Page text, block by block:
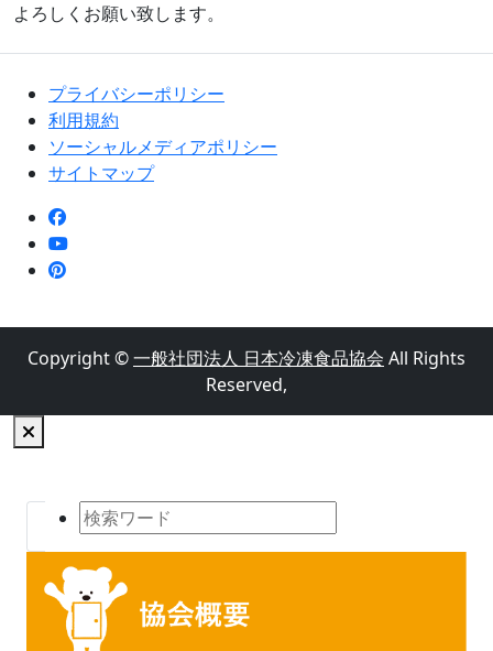
よろしくお願い致します。
プライバシーポリシー
利用規約
ソーシャルメディアポリシー
サイトマップ
Copyright ©一般社団法人 日本冷凍食品協会 All Rights
Reserved,